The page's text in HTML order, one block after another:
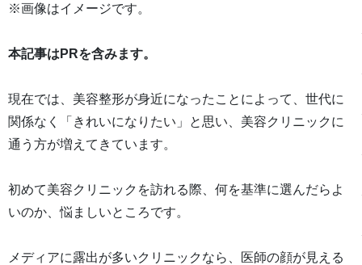
※画像はイメージです。
本記事はPRを含みます。
現在では、美容整形が身近になったことによって、世代に
関係なく「きれいになりたい」と思い、美容クリニックに
通う方が増えてきています。
初めて美容クリニックを訪れる際、何を基準に選んだらよ
いのか、悩ましいところです。
メディアに露出が多いクリニックなら、医師の顔が見える